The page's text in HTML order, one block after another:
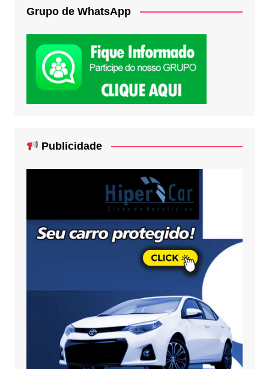
Grupo de WhatsApp
Publicidade